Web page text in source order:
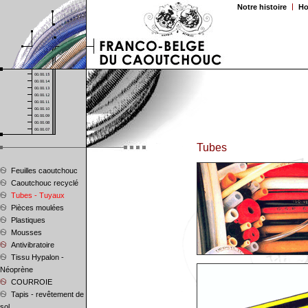
Feuilles caoutchouc
Caoutchouc recyclé
Tubes - Tuyaux
Pièces moulées
Plastiques
Mousses
Antivibratoire
Tissu Hypalon -
Néoprène
COURROIE
Tapis - revêtement de
Notre histoire
Tubes